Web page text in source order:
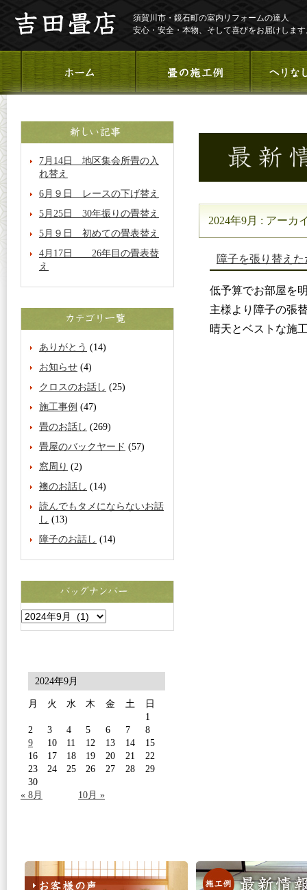
須賀川市・鏡石町の室内リフォームの達人
安心・安全・本物、そして喜びをお届けしま
2024年9月 : アーカ
障子を張り替えた
低予算でお部屋を
主様より障子の張
晴天とベストな施
7月14日 地区集会所畳の入
れ替え
6月９日 レースの下げ替え
5月25日 30年振りの畳替え
5月９日 初めての畳表替え
4月17日 26年目の畳表替
え
ありがとう (14)
お知らせ (4)
クロスのお話し (25)
施工事例 (47)
畳のお話し (269)
畳屋のバックヤード (57)
窓周り (2)
襖のお話し (14)
読んでもタメにならないお話
し (13)
障子のお話し (14)
2024年9月
月 火 水 木 金 土
日
1
2
3 4 5 6 7
8
9
10 11 12 13 14
15
16
17 18 19 20 21
22
23
24 25 26 27 28
29
30
« 8月
10月 »